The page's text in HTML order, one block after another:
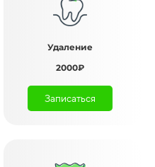
Удаление
2000₽
Записаться